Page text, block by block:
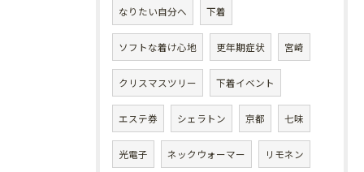
なりたい自分へ 下着
ソフトな着け心地 更年期症状 宮崎
クリスマスツリー 下着イベント
エステ券 シェラトン 京都 七味
光電子 ネックウォーマー リモネン